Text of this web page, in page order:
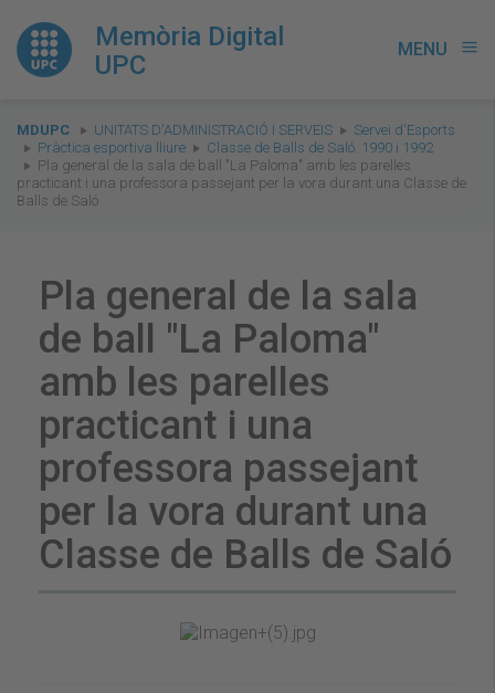
Memòria Digital
UPC
MENU menu
You
are
here:
MDUPC UNITATS D'ADMINISTRACIÓ I SERVEIS
Servei d'Esports
Pràctica esportiva lliure
Classe de Balls de Saló. 1990 i 1992
Pla general de la sala de ball "La Paloma" amb les parelles
practicant i una professora passejant per la vora durant una Classe de
Balls de Saló
Pla general de la sala
de ball "La Paloma"
amb les parelles
practicant i una
professora passejant
per la vora durant una
Classe de Balls de Saló